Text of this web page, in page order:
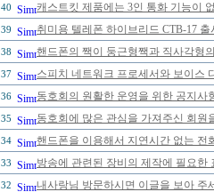
40 캐스트킷 제품에는 3인 통화 기능이
39 취미용 텔레폰 하이브리드 CTB-17
38 핸드폰의 짹이 둥근형짹과 직사각형
37 스피치 네트워크 프로세서와 보이스
36 동호회의 원활한 운영을 위한 공지사
35 동호회에 많은 관심을 가져주신 회
34 핸드폰을 이용해서 지연시간 없는
33 방송에 관련된 장비의 제작에 필요
32 내사랑님 방문하시면 이글을 보아 주